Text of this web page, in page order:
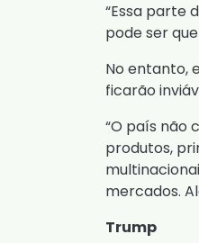
“Essa parte
pode ser
No entanto,
ficarão
“O país não
produtos,
mercados.
Trump